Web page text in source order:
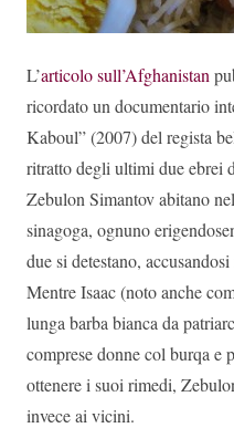
L’articolo sull’Afghanistan
ricordato un documentario
Kaboul” (2007) del regista
ritratto degli ultimi due ebrei
Zebulon Simantov abitano
sinagoga, ognuno
due si detestano,
Mentre Isaac (noto anche
lunga barba bianca da
comprese donne col burqa e
ottenere i suoi rimedi,
invece ai vicini.